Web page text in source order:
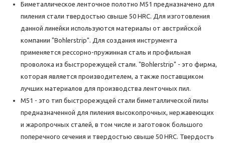
Биметаллическое ленточное полотно M51 предназначено для
пиления стали твердостью свыше 50 HRC. Для изготовления
данной линейки используются материалы от австрийской
компании "Bohlerstrip". Для создания инструмента
применяется рессорно-пружинная сталь и профильная
проволока из быстрорежущей стали. "Bohlerstrip" - это фирма,
которая является производителем, а также поставщиком
лучших материалов для производства ленточных пил.
M51 - это тип быстрорежущей стали биметаллической пилы
предназначенной для пиления высокопрочных, нержавеющих
и жаропрочных сталей, в том числе и заготовок большого
поперечного сечения и твердостью свыше 50 HRC. Твердость